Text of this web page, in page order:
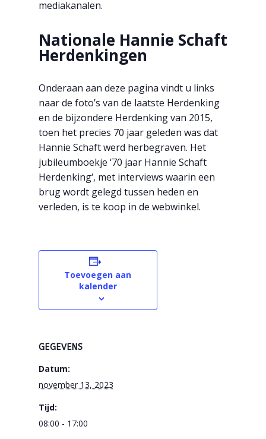
mediakanalen.
Nationale Hannie Schaft
Herdenkingen
Onderaan aan deze pagina vindt u links
naar de foto’s van de laatste Herdenking
en de bijzondere Herdenking van 2015,
toen het precies 70 jaar geleden was dat
Hannie Schaft werd herbegraven. Het
jubileumboekje ‘70 jaar Hannie Schaft
Herdenking‘, met interviews waarin een
brug wordt gelegd tussen heden en
verleden, is te koop in de webwinkel.
Toevoegen aan
kalender
GEGEVENS
Datum:
november 13, 2023
Tijd:
08:00 - 17:00